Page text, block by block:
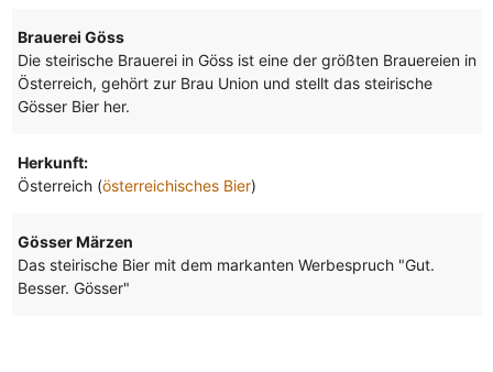
Brauerei Göss
Die steirische Brauerei in Göss ist eine der größten Brauereien in
Österreich, gehört zur Brau Union und stellt das steirische
Gösser Bier her.
Herkunft:
Österreich (österreichisches Bier)
Gösser Märzen
Das steirische Bier mit dem markanten Werbespruch "Gut.
Besser. Gösser"